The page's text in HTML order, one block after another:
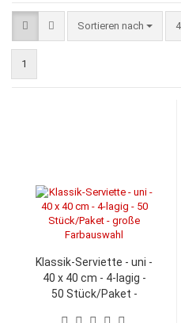
Sortieren nach
Sortieren nach
1
Klassik-Serviette - uni -
40 x 40 cm - 4-lagig -
50 Stück/Paket -